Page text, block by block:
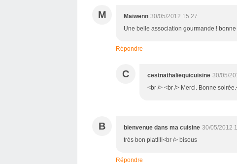
M Maiwenn 30/05/2012 15:27
Une belle association gourmande !
Répondre
C cestnathaliequicuisine 30/05/
<br /> <br /> Merci. Bonne
B bienvenue dans ma cuisine 30/05/2012
très bon plat!!!!<br /> bisous
Répondre